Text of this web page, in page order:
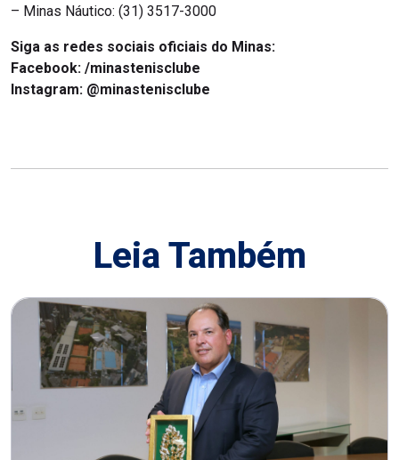
– Minas Náutico: (31) 3517-3000
Siga as redes sociais oficiais do Minas:
Facebook: /minastenisclube
Instagram: @minastenisclube
Leia Também